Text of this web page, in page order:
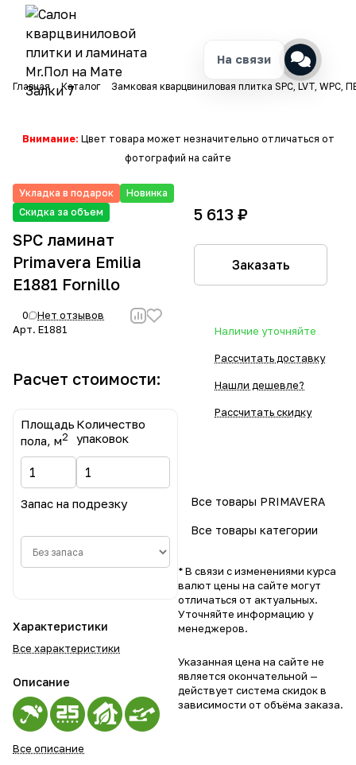
Главная Каталог Замковая кварцвиниловая плитка SPC, LVT, WPC,
Внимание: Цвет товара может незначительно отличаться от
фотографий на сайте
Укладка в подарок
Новинка
Скидка за объем
SPC ламинат
Primavera Emilia
E1881 Fornillo
0
Нет отзывов
Арт. E1881
Расчет стоимости:
Площадь
пола, м2
Количество
упаковок
Запас на подрезку
Характеристики
Все характеристики
Описание
Все описание
5 613 ₽
Заказать
Наличие уточняйте
Рассчитать доставку
Нашли дешевле?
Рассчитать скидку
Все товары PRIMAVERA
Все товары категории
* В связи с изменениями курса
валют цены на сайте могут
отличаться от актуальных.
Уточняйте информацию у
менеджеров.
Указанная цена на сайте не
является окончательной —
действует система скидок в
зависимости от объёма заказа.
На связи